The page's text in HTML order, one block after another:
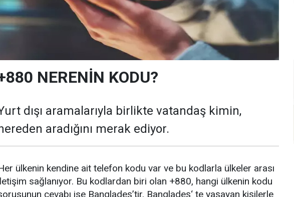
NERENİN KODU?
dışı aramalarıyla birlikte vatandaş kimin,
aradığını merak ediyor.
ülkenin kendine ait telefon kodu var ve bu kodlarla ülkeler arası
sağlanıyor. Bu kodlardan biri olan +880, hangi ülkenin kodu
cevabı ise Bangladeş’tir. Bangladeş‘ te yaşayan kişilerle